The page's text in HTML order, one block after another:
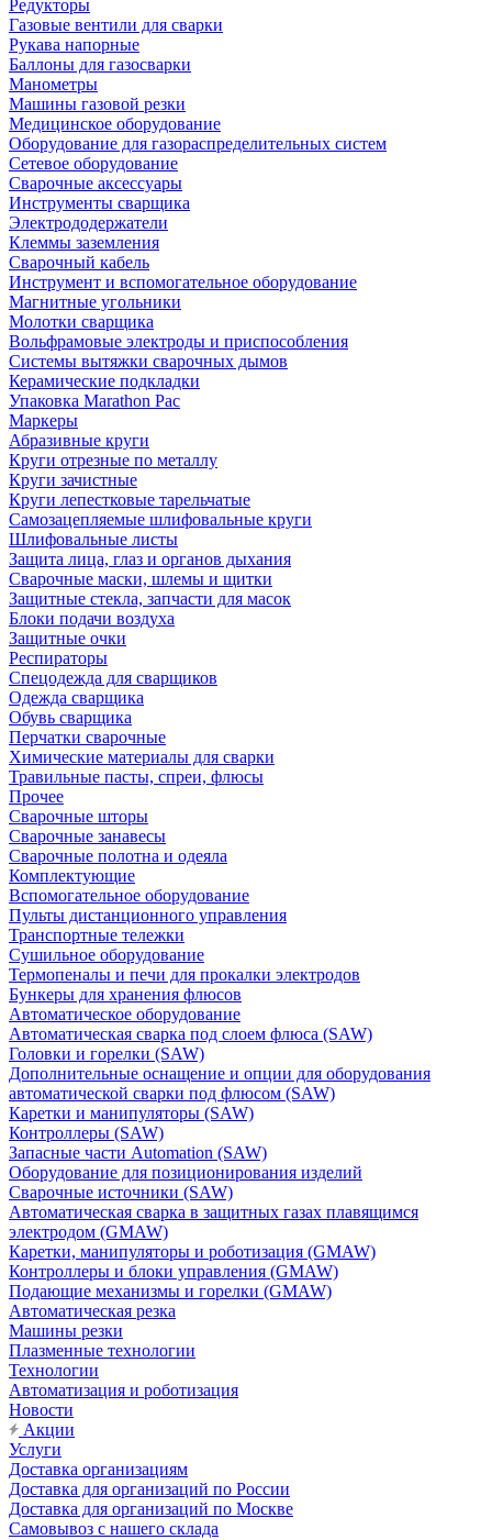
Редукторы
Газовые вентили для сварки
Рукава напорные
Баллоны для газосварки
Манометры
Машины газовой резки
Медицинское оборудование
Оборудование для газораспределительных систем
Сетевое оборудование
Сварочные аксессуары
Инструменты сварщика
Электрододержатели
Клеммы заземления
Сварочный кабель
Инструмент и вспомогательное оборудование
Магнитные угольники
Молотки сварщика
Вольфрамовые электроды и приспособления
Системы вытяжки сварочных дымов
Керамические подкладки
Упаковка Marathon Pac
Маркеры
Абразивные круги
Круги отрезные по металлу
Круги зачистные
Круги лепестковые тарельчатые
Самозацепляемые шлифовальные круги
Шлифовальные листы
Защита лица, глаз и органов дыхания
Сварочные маски, шлемы и щитки
Защитные стекла, запчасти для масок
Блоки подачи воздуха
Защитные очки
Респираторы
Спецодежда для сварщиков
Одежда сварщика
Обувь сварщика
Перчатки сварочные
Химические материалы для сварки
Травильные пасты, спреи, флюсы
Прочее
Сварочные шторы
Сварочные занавесы
Сварочные полотна и одеяла
Комплектующие
Вспомогательное оборудование
Пульты дистанционного управления
Транспортные тележки
Сушильное оборудование
Термопеналы и печи для прокалки электродов
Бункеры для хранения флюсов
Автоматическое оборудование
Автоматическая сварка под слоем флюса (SAW)
Головки и горелки (SAW)
Дополнительные оснащение и опции для оборудования
автоматической сварки под флюсом (SAW)
Каретки и манипуляторы (SAW)
Контроллеры (SAW)
Запасные части Automation (SAW)
Оборудование для позиционирования изделий
Сварочные источники (SAW)
Автоматическая сварка в защитных газах плавящимся
электродом (GMAW)
Каретки, манипуляторы и роботизация (GMAW)
Контроллеры и блоки управления (GMAW)
Подающие механизмы и горелки (GMAW)
Автоматическая резка
Машины резки
Плазменные технологии
Технологии
Автоматизация и роботизация
Новости
Акции
Услуги
Доставка организациям
Доставка для организаций по России
Доставка для организаций по Москве
Самовывоз с нашего склада